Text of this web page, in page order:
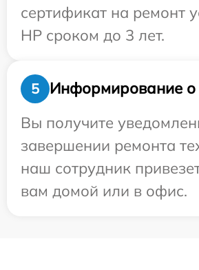
сертификат на ремонт
HP сроком до 3 лет.
5
Информирование о
Вы получите
завершении ремонта
наш сотрудник
вам домой или в офис.